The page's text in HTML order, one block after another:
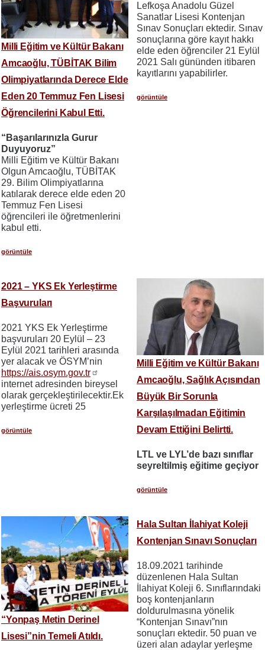
Milli Eğitim ve Kültür Bakanı
Amcaoğlu, TÜBİTAK Bilim
Olimpiyatlarında Derece Elde
Eden 20 Temmuz Fen Lisesi
Öğrencilerini Kabul Etti.
“Başarılarınızla Gurur
Duyuyoruz”
Milli Eğitim ve Kültür Bakanı
Olgun Amcaoğlu, TÜBİTAK
29. Bilim Olimpiyatlarına
katılarak derece elde eden 20
Temmuz Fen Lisesi
öğrencileri ile öğretmenlerini
kabul etti.
görüntüle
Lefkoşa Anadolu Güzel
Sanatlar Lisesi Kontenjan
Sınav Sonuçları ektedir. Sınav
sonuçlarına göre kayıt hakkı
elde eden öğrenciler 21 Eylül
2021 Salı gününden itibaren
kayıtlarını yapabilirler.
görüntüle
2021 – YKS Ek Yerleştirme
Başvuruları
2021 YKS Ek Yerleştirme
başvuruları 20 Eylül – 23
Eylül 2021 tarihleri arasında
yer alacak ve ÖSYM’nin
https://ais.osym.gov.tr
internet adresinden bireysel
olarak gerçekleştirilecektir.Ek
yerleştirme ücreti 25
görüntüle
Milli Eğitim ve Kültür Bakanı
Amcaoğlu, Sağlık Açısından
Büyük Bir Sorunla
Karşılaşılmadan Eğitimin
Devam Ettiğini Belirtti.
LTL ve LYL’de bazı sınıflar
seyreltilmiş eğitime geçiyor
görüntüle
“Yonpaş Metin Derinel
Lisesi”nin Temeli Atıldı.
Hala Sultan İlahiyat Koleji
Kontenjan Sınavı Sonuçları
18.09.2021 tarihinde
düzenlenen Hala Sultan
İlahiyat Koleji 6. Sınıflarındaki
boş kontenjanların
doldurulmasına yönelik
“Kontenjan Sınavı”nın
sonuçları ektedir. 50 puan ve
üzeri alan adaylar yerleşme